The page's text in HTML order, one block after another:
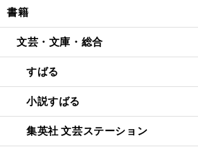
書籍
文芸・文庫・総合
すばる
小説すばる
集英社 文芸ステーション